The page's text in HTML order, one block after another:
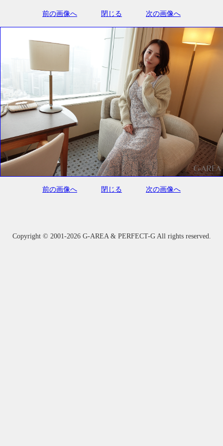
前の画像へ 閉じる 次の画像へ
前の画像へ 閉じる 次の画像へ
Copyright © 2001-2026 G-AREA & PERFECT-G All rights reserved.